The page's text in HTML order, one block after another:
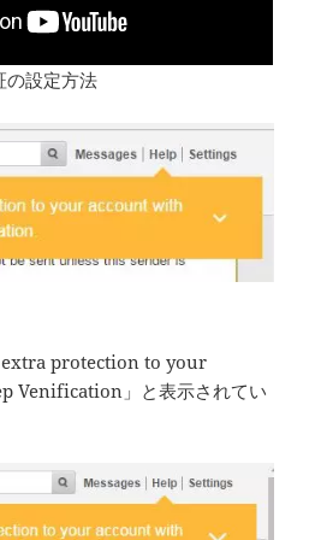
の設定方法
extra protection to your
Venification」と表示されてい